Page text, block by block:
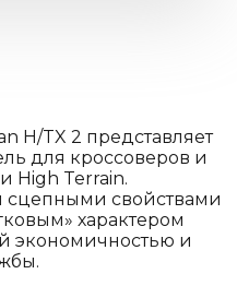
H/TX 2 представляет
для кроссоверов и
High Terrain.
сцепными свойствами
характером
экономичностью и